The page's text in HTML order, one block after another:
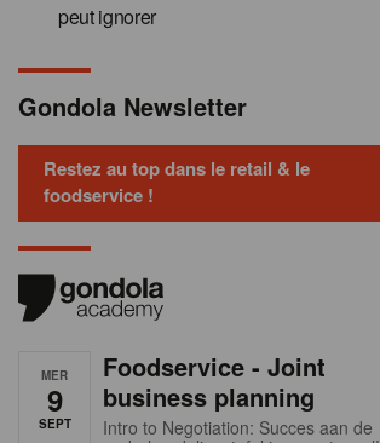
peut ignorer
Gondola Newsletter
Restez au top dans le retail & le
foodservice !
MER
9
SEPT
Foodservice - Joint
business planning
Intro to Negotiation: Succes aan de